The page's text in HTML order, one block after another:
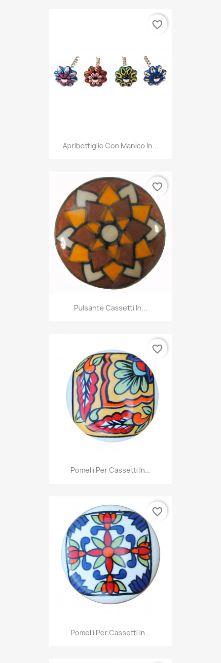
Apribottiglie Con Manico In...
favorite_border
Pulsante Cassetti In...
favorite_border
Pomelli Per Cassetti In...
favorite_border
Pomelli Per Cassetti In...
favorite_border